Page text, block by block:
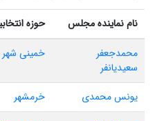
نام نماینده مجلس حوزه
محمدجعفر
سعیدیانفر
خمینی شهر
یونس محمدی خرمشهر